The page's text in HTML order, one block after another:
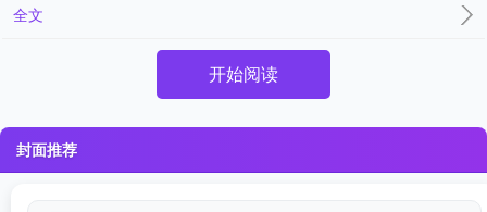
全文
开始阅读
封面推荐